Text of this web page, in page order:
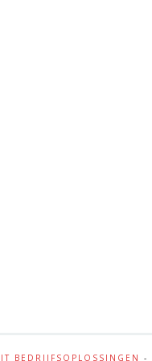
IT BEDRIJFSOPLOSSINGEN -